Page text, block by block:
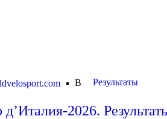
В Результаты
2026.